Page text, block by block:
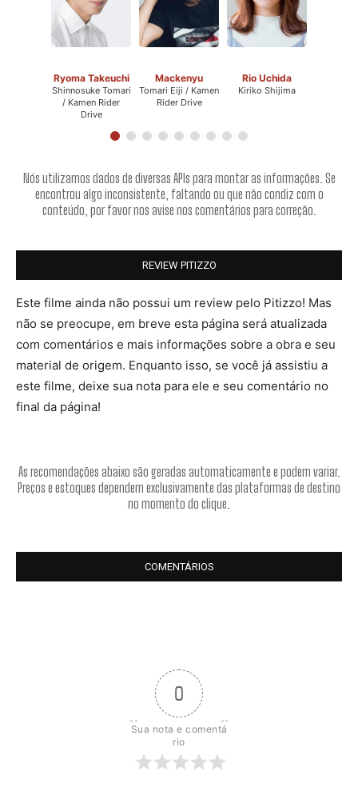
Ryoma Takeuchi
Shinnosuke Tomari
/ Kamen Rider
Drive
Mackenyu
Tomari Eiji / Kamen
Rider Drive
Rio Uchida
Kiriko Shijima
Nós utilizamos dados de diversas APIs para montar as informações. Se
encontrou algo inconsistente, faltando ou que não condiz com o
conteúdo, por favor nos avise nos comentários para correção.
REVIEW PITIZZO
Este filme ainda não possui um review pelo Pitizzo! Mas
não se preocupe, em breve esta página será atualizada
com comentários e mais informações sobre a obra e seu
material de origem. Enquanto isso, se você já assistiu a
este filme, deixe sua nota para ele e seu comentário no
final da página!
As recomendações abaixo são geradas automaticamente e podem variar.
Preços e estoques dependem exclusivamente das plataformas de destino
no momento do clique.
COMENTÁRIOS
0
Sua nota e comentá
rio